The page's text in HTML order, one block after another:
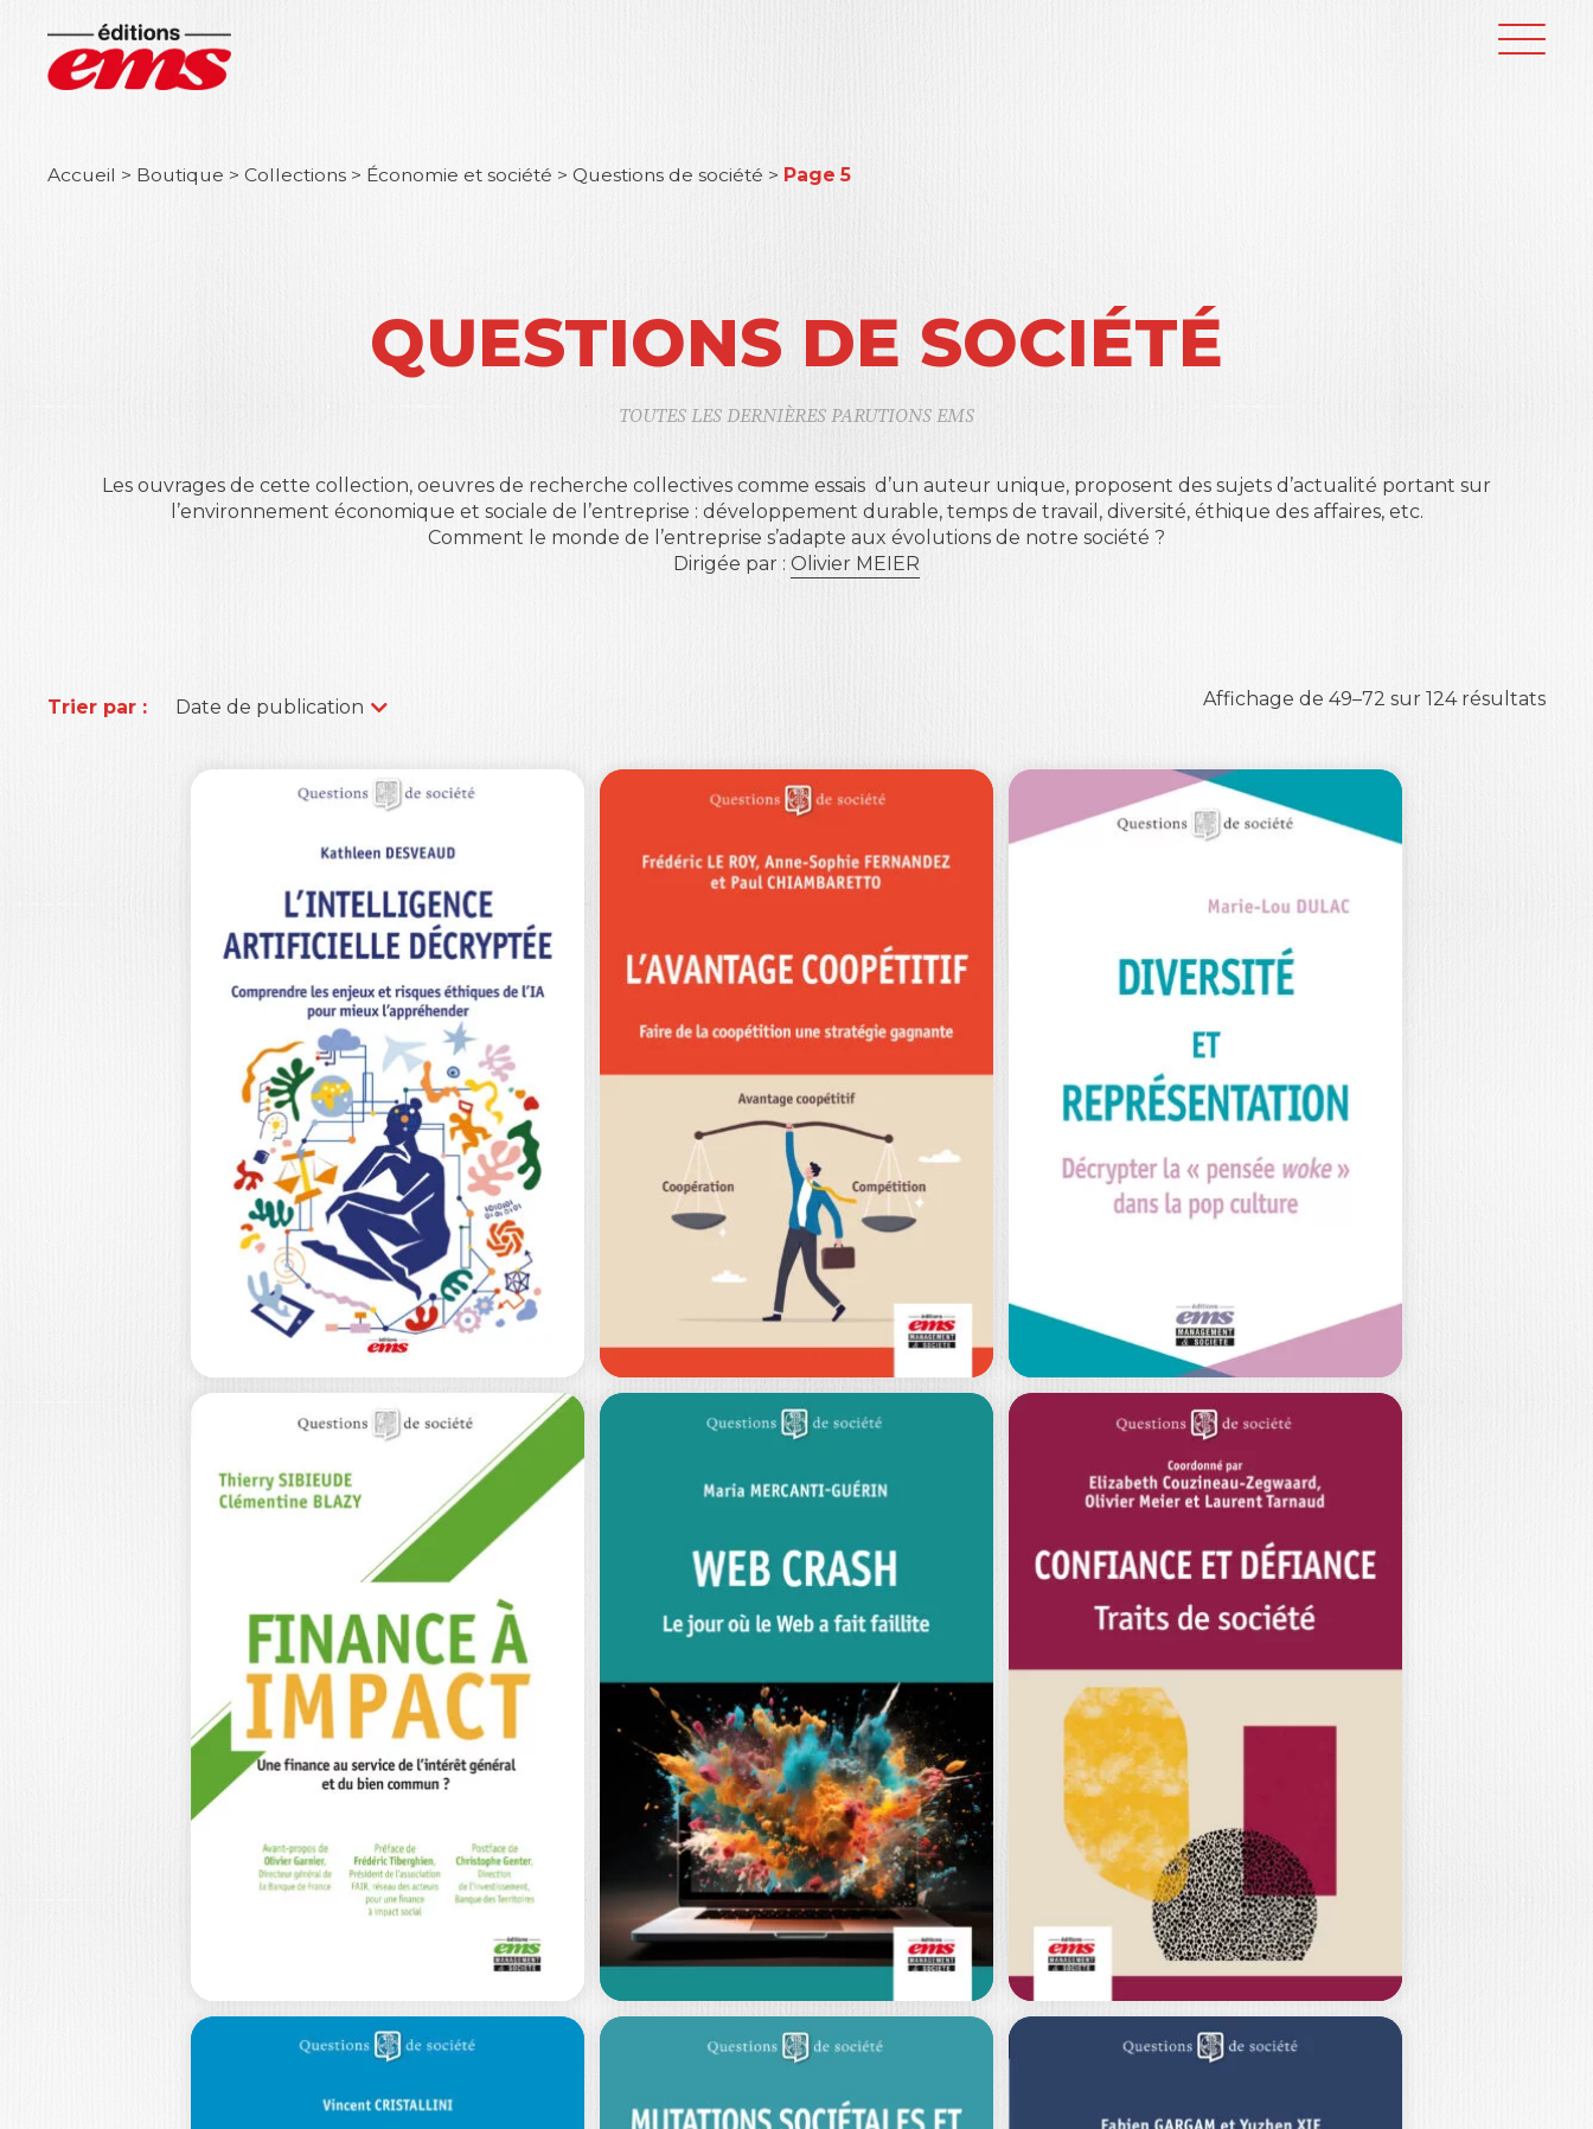
Accueil > Boutique > Collections > Économie et société > Questions de société > Page 5
QUESTIONS DE SOCIÉTÉ
TOUTES LES DERNIÈRES PARUTIONS EMS
Les ouvrages de cette collection, oeuvres de recherche collectives comme essais d’un auteur unique, proposent des sujets d’actualité portant sur
l’environnement économique et sociale de l’entreprise : développement durable, temps de travail, diversité, éthique des affaires, etc.
Comment le monde de l’entreprise s’adapte aux évolutions de notre société ?
Dirigée par : Olivier MEIER
Affichage de 49–72 sur 124 résultats
Trier par :
L’INTELLIGENCE
ARTIFICIELLE
DÉCRYPTÉE
KATHLEEN DESVEAUD
catégorie « Essai » Alors que ChatGPT a
propulsé…
COOPÉTITIF
FRÉDÉRIC LE ROY|
ANNE-SOPHIE FERNANDEZ|
PAUL CHIAMBARETTO
Ouvrage labellisé FNEGE (2025),
catégorie « Essai » La coopétition –
relation paradoxale,…
20,00€
DIVERSITÉ ET
REPRÉSENTATION
MARIE-LOU DULAC
Faut-il interdire le yoga ? Doit-on
censurer Autant en emporte le vent ?…
20,00